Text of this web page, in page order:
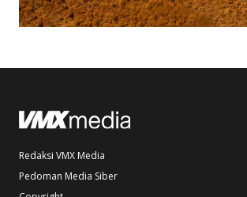
Redaksi VMX Media
Pedoman Media Siber